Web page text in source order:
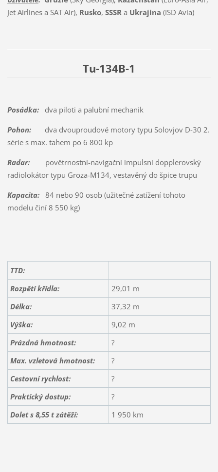
Jet Airlines a SAT Air), Rusko, SSSR a Ukrajina (ISD Avia)
Tu-134B-1
Posádka:dva piloti a palubní mechanik
Pohon:dva dvouproudové motory typu Solovjov D-30 2.
série s max. tahem po 6 800 kp
Radar:povětrnostní-navigační impulsní dopplerovský
radiolokátor typu Groza-M134, vestavěný do špice trupu
Kapacita:84 nebo 90 osob (užitečné zatížení tohoto
modelu činí 8 550 kg)
TTD:
Rozpětí křídla:
29,01 m
Délka:
37,32 m
Výška:
9,02 m
Prázdná hmotnost:
?
Max. vzletová hmotnost:
?
Cestovní rychlost:
?
Praktický dostup:
?
Dolet s 8,55 t zátěží: 1 950 km